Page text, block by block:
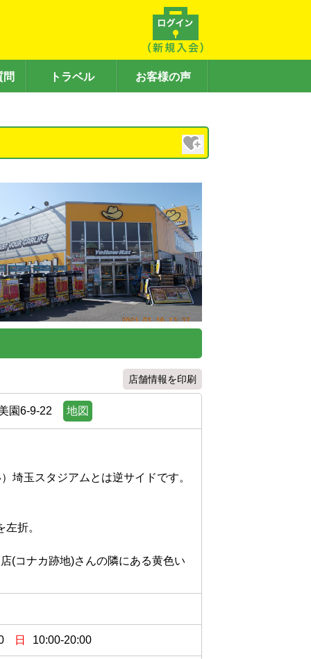
問 トラベル お客様の声
店舗情報を印刷
園6-9-22 地図
埼玉スタジアムとは逆サイドです。
折。
(コナカ跡地)さんの隣にある黄色い
日 10:00-20:00